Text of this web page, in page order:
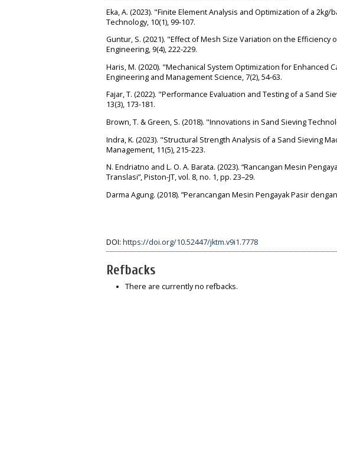
Eka, A. (2023). "Finite Element Analysis and Optimization of a
Technology, 10(1), 99-107.
Guntur, S. (2021). "Effect of Mesh Size Variation on the Efficiency
Engineering, 9(4), 222-229.
Haris, M. (2020). "Mechanical System Optimization for Enhanced
Engineering and Management Science, 7(2), 54-63.
Fajar, T. (2022). "Performance Evaluation and Testing of a Sand
13(3), 173-181.
Brown, T. & Green, S. (2018). "Innovations in Sand Sieving
Indra, K. (2023). "Structural Strength Analysis of a Sand Sieving
Management, 11(5), 215-223.
N. Endriatno and L. O. A. Barata. (2023). “Rancangan Mesin
Translasi”, Piston-JT, vol. 8, no. 1, pp. 23–29.
Darma Agung. (2018). ”Perancangan Mesin Pengayak Pasir
DOI: https://doi.org/10.52447/jktm.v9i1.7778
Refbacks
There are currently no refbacks.